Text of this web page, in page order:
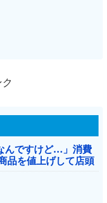
んですけど…」消費
品を値上げして店頭